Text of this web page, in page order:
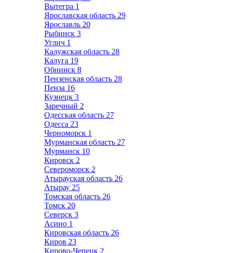
Вытегра 1
Ярославская область 29
Ярославль 20
Рыбинск 3
Углич 1
Калужская область 28
Калуга 19
Обнинск 8
Пензенская область 28
Пенза 16
Кузнецк 3
Заречный 2
Одесская область 27
Одесса 23
Черноморск 1
Мурманская область 27
Мурманск 10
Кировск 2
Североморск 2
Атырауская область 26
Атырау 25
Томская область 26
Томск 20
Северск 3
Асино 1
Кировская область 26
Киров 23
Кирово-Чепецк 2